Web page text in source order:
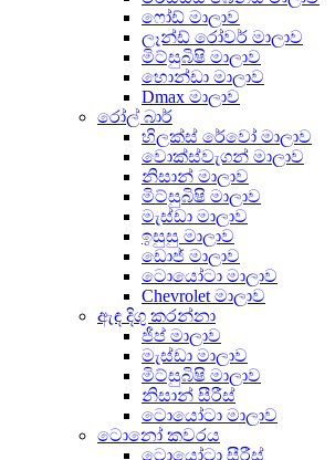
ෆෝඩ් මාලාව
ලෑන්ඩ් රෝවර් මාලාව
මිට්සුබිෂි මාලාව
හොන්ඩා මාලාව
Dmax මාලාව
රෝල් බාර්
හිලක්ස් රේවෝ මාලාව
වොක්ස්වැගන් මාලාව
නිසාන් මාලාව
මිට්සුබිෂි මාලාව
මැස්ඩා මාලාව
ඉසුසු මාලාව
ඩොජ් මාලාව
ටොයෝටා මාලාව
Chevrolet මාලාව
ඇඳ දිගු කරන්නා
ජීප් මාලාව
මැස්ඩා මාලාව
මිට්සුබිෂි මාලාව
නිසාන් සීරීස්
ටොයෝටා මාලාව
ටොනෝ කවරය
ටොයෝටා සීරීස්